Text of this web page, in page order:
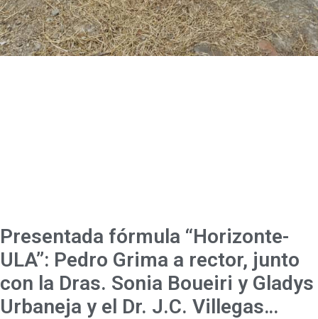
Presentada fórmula “Horizonte-
ULA”: Pedro Grima a rector, junto
con la Dras. Sonia Boueiri y Gladys
Urbaneja y el Dr. J.C. Villegas…